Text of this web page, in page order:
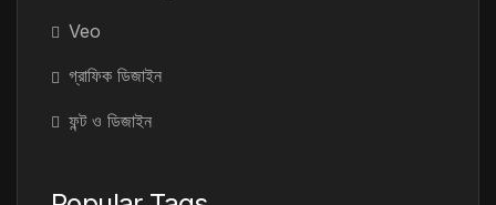
Veo
গ্রাফিক ডিজাইন
ফন্ট ও ডিজাইন